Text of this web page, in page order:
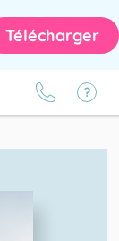
Télécharger